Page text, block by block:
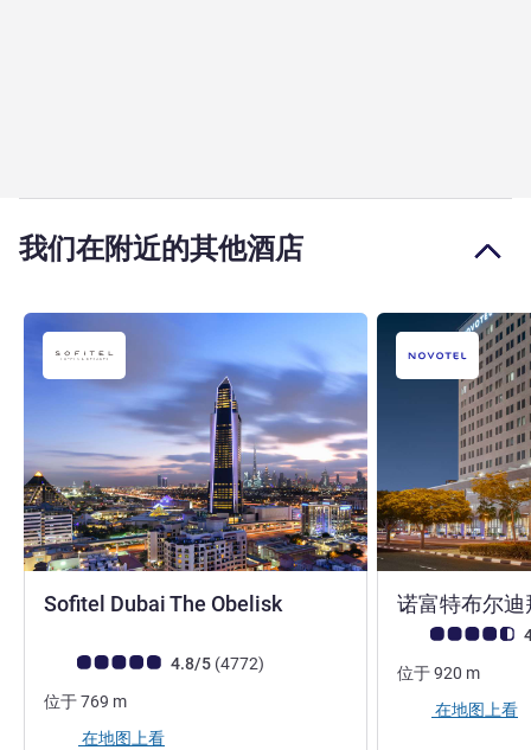
我们在附近的其他酒店
Sofitel Dubai The Obelisk5 星
客户意见评级 (ALL 评级)
4.8/5 (4772评论
)
位于769 m
在地图上看
诺富特布尔
客户意见评级
位于920 m
在地图上看